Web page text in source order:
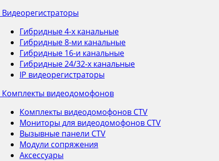
Видеорегистраторы
Гибридные 4-х канальные
Гибридные 8-ми канальные
Гибридные 16-и канальные
Гибридные 24/32-х канальные
IP видеорегистраторы
Комплекты видеодомофонов
Комплекты видеодомофонов CTV
Мониторы для видеодомофонов CTV
Вызывные панели CTV
Модули сопряжения
Аксессуары